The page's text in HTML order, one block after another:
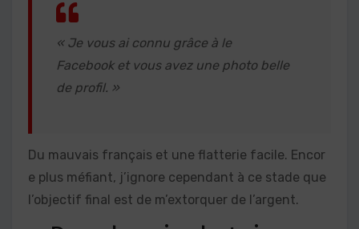
« Je vous ai connu grâce à le
Facebook et vous avez une photo belle
de profil. »
Du mauvais français et une flatterie facile. Encor
e plus méfiant, j’ignore cependant à ce stade que
l’objectif final est de m’extorquer de l’argent.